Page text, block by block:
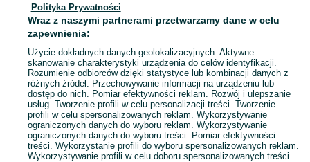
Mapa miejscowości
Mapa ministron
Polityka Prywatności
Wraz z naszymi partnerami przetwarzamy dane w celu
zapewnienia:
Użycie dokładnych danych geolokalizacyjnych. Aktywne
skanowanie charakterystyki urządzenia do celów identyfikacji.
Rozumienie odbiorców dzięki statystyce lub kombinacji danych z
różnych źródeł. Przechowywanie informacji na urządzeniu lub
dostęp do nich. Pomiar efektywności reklam. Rozwój i ulepszanie
usług. Tworzenie profili w celu personalizacji treści. Tworzenie
profili w celu spersonalizowanych reklam. Wykorzystywanie
ograniczonych danych do wyboru reklam. Wykorzystywanie
ograniczonych danych do wyboru treści. Pomiar efektywności
treści. Wykorzystanie profili do wyboru spersonalizowanych reklam.
Wykorzystywanie profili w celu doboru spersonalizowanych treści.